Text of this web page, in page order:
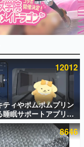
ュー数万以上！ などな
ミ渾身の“殿堂入り”記
作時のエピソードをお
）とは何か？を探ってい
赫本』は、〈試験問題〉
。
12012
ティやポムポムプリン
睡眠サポートアプリ
び』が配信中。キャラ
や目覚ましアラー
8646